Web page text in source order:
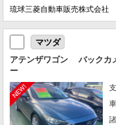
琉球三菱自動車販売株式会
マツダ
アテンザワゴン バック
ー